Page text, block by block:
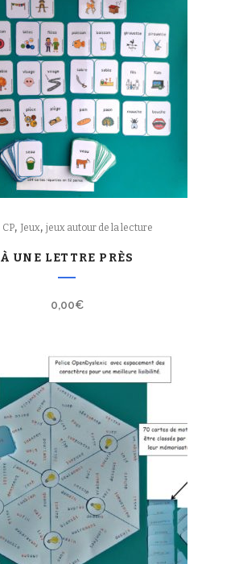
CP, Jeux, jeux autour de la lecture
À UNE LETTRE PRÈS
0,00€